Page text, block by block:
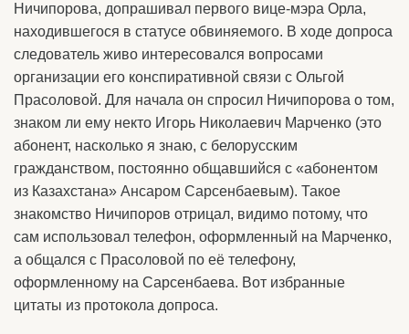
Ничипорова, допрашивал первого вице-мэра Орла,
находившегося в статусе обвиняемого. В ходе допроса
следователь живо интересовался вопросами
организации его конспиративной связи с Ольгой
Прасоловой. Для начала он спросил Ничипорова о том,
знаком ли ему некто Игорь Николаевич Марченко (это
абонент, насколько я знаю, с белорусским
гражданством, постоянно общавшийся с «абонентом
из Казахстана» Ансаром Сарсенбаевым). Такое
знакомство Ничипоров отрицал, видимо потому, что
сам использовал телефон, оформленный на Марченко,
а общался с Прасоловой по её телефону,
оформленному на Сарсенбаева. Вот избранные
цитаты из протокола допроса.